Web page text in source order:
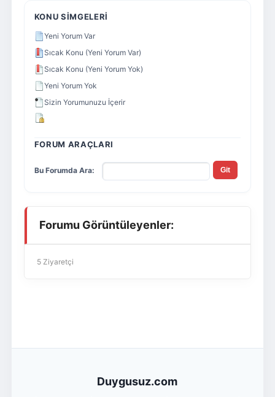
KONU SIMGELERI
Yeni Yorum Var
Sıcak Konu (Yeni Yorum Var)
Sıcak Konu (Yeni Yorum Yok)
Yeni Yorum Yok
Sizin Yorumunuzu İçerir
FORUM ARAÇLARI
Bu Forumda Ara:
Forumu Görüntüleyenler:
5 Ziyaretçi
Duygusuz.com